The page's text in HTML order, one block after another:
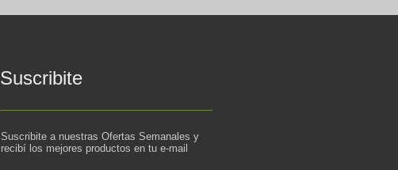
Suscribite
Suscribite a nuestras Ofertas Semanales y
recibí los mejores productos en tu e-mail